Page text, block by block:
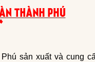
Phú sản xuất và cung